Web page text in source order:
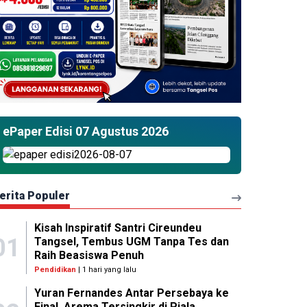
ePaper Edisi 07 Agustus 2026
Populer
Kisah Inspiratif Santri Cireundeu
Tangsel, Tembus UGM Tanpa Tes dan
Raih Beasiswa Penuh
Pendidikan | 1 hari yang lalu
Yuran Fernandes Antar Persebaya ke